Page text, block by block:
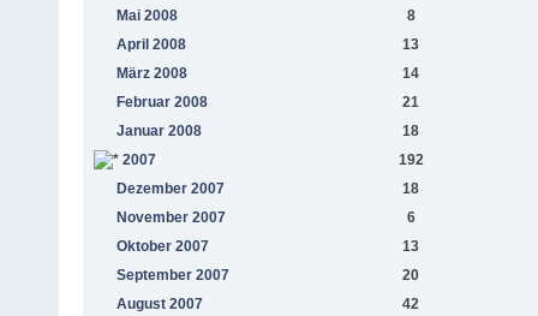
Mai 2008
8
April 2008
13
März 2008
14
Februar 2008
21
Januar 2008
18
2007
192
Dezember 2007
18
November 2007
6
Oktober 2007
13
September 2007
20
August 2007
42